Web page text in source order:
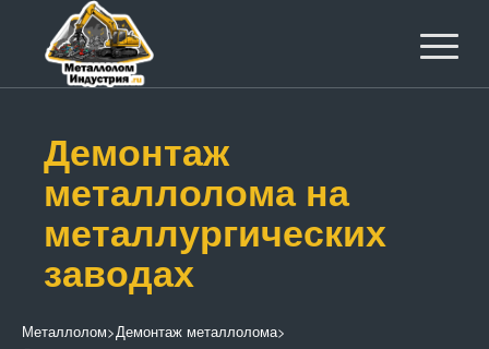
Демонтаж
металлолома на
металлургических
заводах
Металлолом>Демонтаж металлолома>